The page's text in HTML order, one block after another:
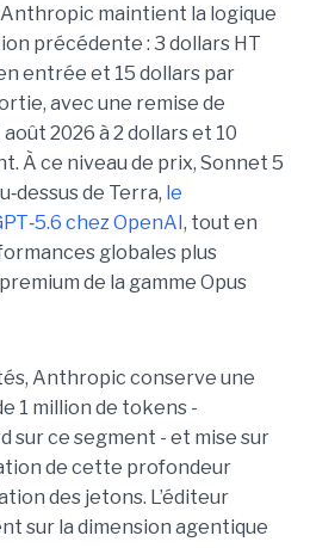
maintient la logique
précédente : 3 dollars HT
entrée et 15 dollars par
avec une remise de
2026 à 2 dollars et 10
À ce niveau de prix, Sonnet 5
‑dessus de Terra, le
‑5.6 chez OpenAI, tout en
globales plus
de la gamme Opus
Anthropic conserve une
1 million de tokens -
sur ce segment - et mise sur
de cette profondeur
des jetons. L’éditeur
sur la dimension agentique